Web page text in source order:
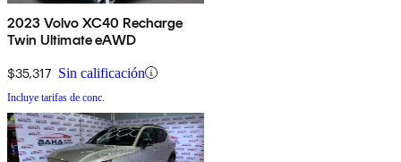
2023 Volvo XC40 Recharge
Twin Ultimate eAWD
$35,317 Sin calificación
Incluye tarifas de conc.